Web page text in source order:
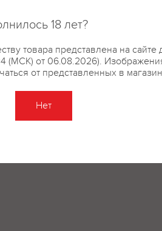
18 лет?
товара представлена на сайте
(МСК) от 06.08.2026).
от представленных в
Нет